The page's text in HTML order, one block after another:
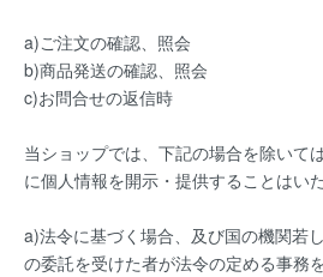
a)ご注文の確認、照会
b)商品発送の確認、照会
c)お問合せの返信時
当ショップでは、下記の場合を除いて
に個人情報を開示・提供することはい
a)法令に基づく場合、及び国の機関若
の委託を受けた者が法令の定める事務